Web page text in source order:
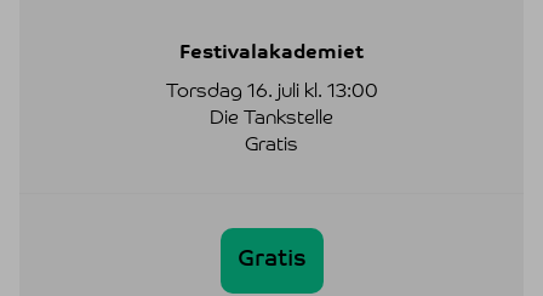
Festivalakademiet
Torsdag 16. juli kl. 13:00
Die Tankstelle
Gratis
Gratis